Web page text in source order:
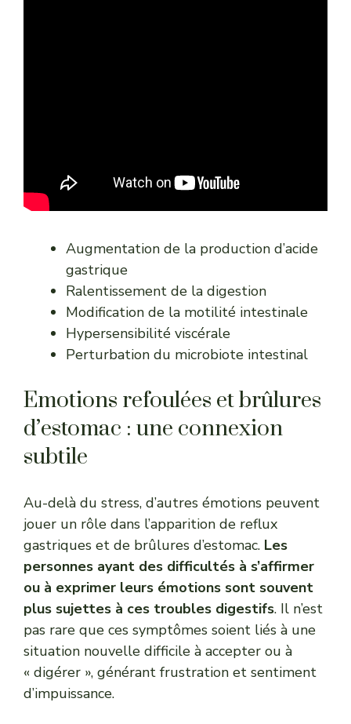
Augmentation de la production d’acide
gastrique
Ralentissement de la digestion
Modification de la motilité intestinale
Hypersensibilité viscérale
Perturbation du microbiote intestinal
Emotions refoulées et brûlures
d’estomac : une connexion
subtile
Au-delà du stress, d’autres émotions peuvent
jouer un rôle dans l’apparition de reflux
gastriques et de brûlures d’estomac. Les
personnes ayant des difficultés à s’affirmer
ou à exprimer leurs émotions sont souvent
plus sujettes à ces troubles digestifs. Il n’est
pas rare que ces symptômes soient liés à une
situation nouvelle difficile à accepter ou à
« digérer », générant frustration et sentiment
d’impuissance.